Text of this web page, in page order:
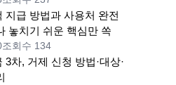
지급 방법과 사용처 완전
놓치기 쉬운 핵심만 쏙
조회수 134
3차, 거제 신청 방법·대상·